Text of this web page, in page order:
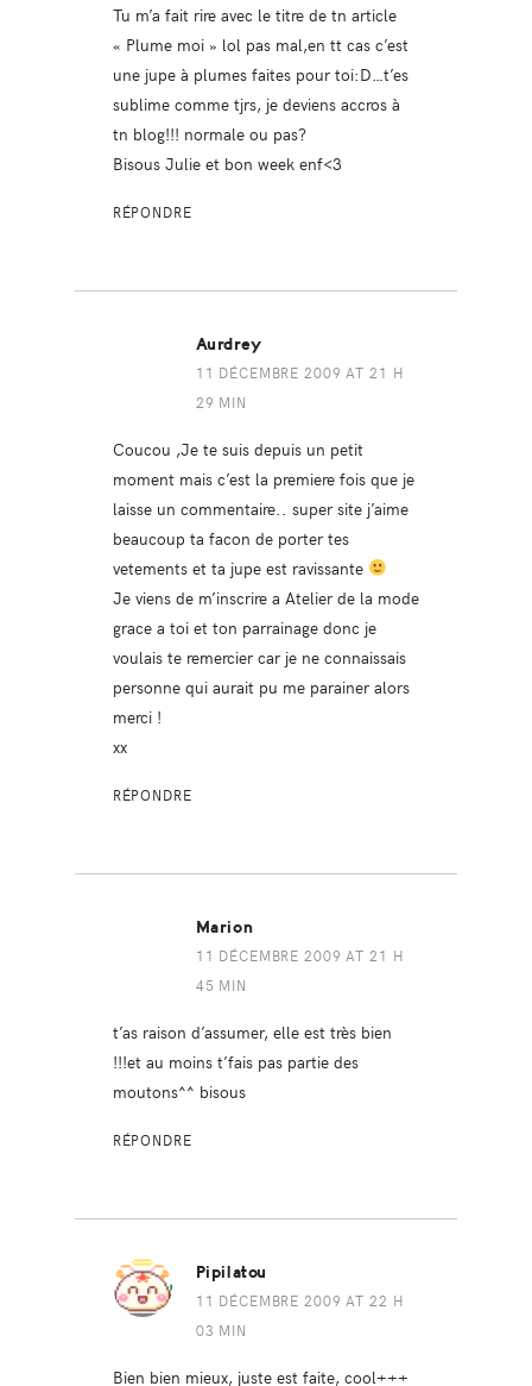
Tu m’a fait rire avec le titre de tn article
« Plume moi » lol pas mal,en tt cas c’est
une jupe à plumes faites pour toi:D…t’es
sublime comme tjrs, je deviens accros à
tn blog!!! normale ou pas?
Bisous Julie et bon week enf<3
RÉPONDRE
Aurdrey
11 DÉCEMBRE 2009 AT 21 H
29 MIN
Coucou ,Je te suis depuis un petit
moment mais c’est la premiere fois que je
laisse un commentaire.. super site j’aime
beaucoup ta facon de porter tes
vetements et ta jupe est ravissante
Je viens de m’inscrire a Atelier de la mode
grace a toi et ton parrainage donc je
voulais te remercier car je ne connaissais
personne qui aurait pu me parainer alors
merci !
xx
RÉPONDRE
Marion
11 DÉCEMBRE 2009 AT 21 H
45 MIN
t’as raison d’assumer, elle est très bien
!!!et au moins t’fais pas partie des
moutons^^ bisous
RÉPONDRE
Pipilatou
11 DÉCEMBRE 2009 AT 22 H
03 MIN
Bien bien mieux, juste est faite, cool+++